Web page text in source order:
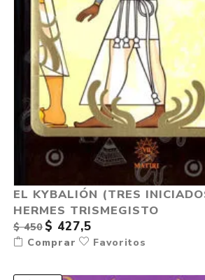
EL KYBALIÓN (TRES
HERMES TRISMEGISTO
$ 450 $ 427,5
Comprar Favoritos